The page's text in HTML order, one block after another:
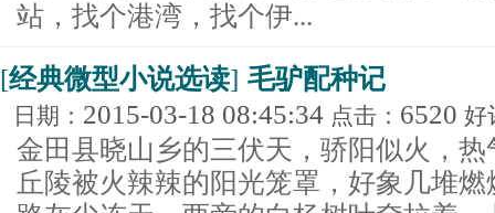
站，找个港湾，找个伊...
[经典微型小说选读] 毛驴配种记
日期： 2015-03-18 08:45:34 点击： 6520 好
金田县晓山乡的三伏天，骄阳似火，
丘陵被火辣辣的阳光笼罩，好象几堆